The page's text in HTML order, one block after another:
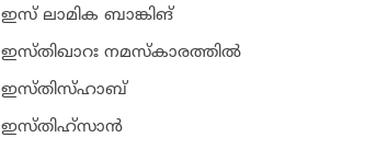
ഇസ് ലാമിക ബാങ്കിങ്‌
ഇസ്തിഖാറഃ നമസ്‌കാരത്തില്‍
ഇസ്തിസ്ഹാബ്
ഇസ്തിഹ്‌സാന്‍